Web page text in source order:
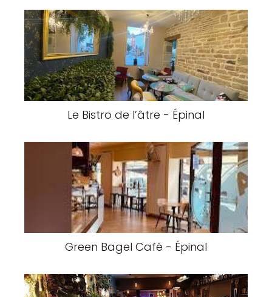
Le Bistro de l’âtre - Épinal
Green Bagel Café - Épinal